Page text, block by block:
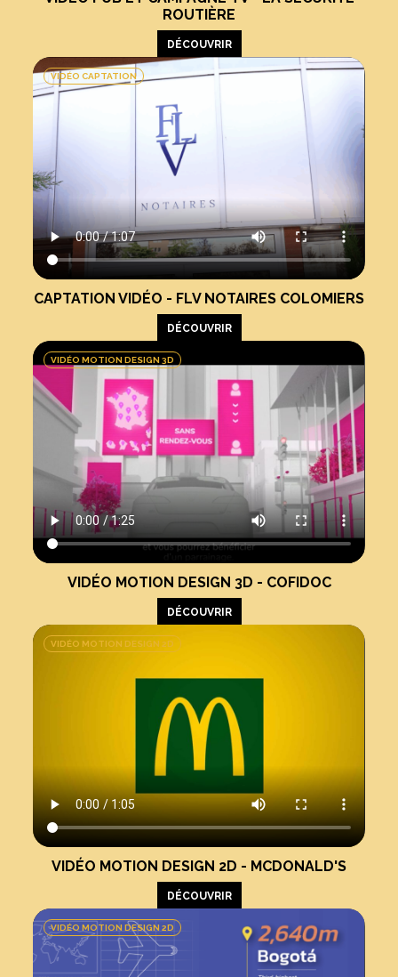
ROUTIÈRE
DÉCOUVRIR
CAPTATION VIDÉO - FLV NOTAIRES COLOMIERS
DÉCOUVRIR
VIDÉO CAPTATION
VIDÉO MOTION DESIGN 3D - COFIDOC
DÉCOUVRIR
VIDÉO MOTION DESIGN 3D
VIDÉO MOTION DESIGN 2D - MCDONALD'S
DÉCOUVRIR
VIDÉO MOTION DESIGN 2D
VIDÉO MOTION DESIGN 2D